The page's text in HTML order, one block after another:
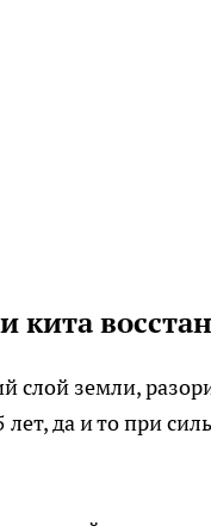
кита
слой земли,
да и то при